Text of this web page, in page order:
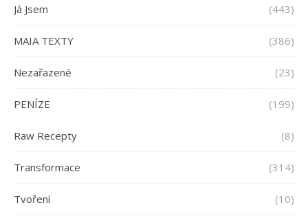
Já Jsem (443)
MAIA TEXTY (386)
Nezařazené (23)
PENÍZE (199)
Raw Recepty (8)
Transformace (314)
Tvoření (10)